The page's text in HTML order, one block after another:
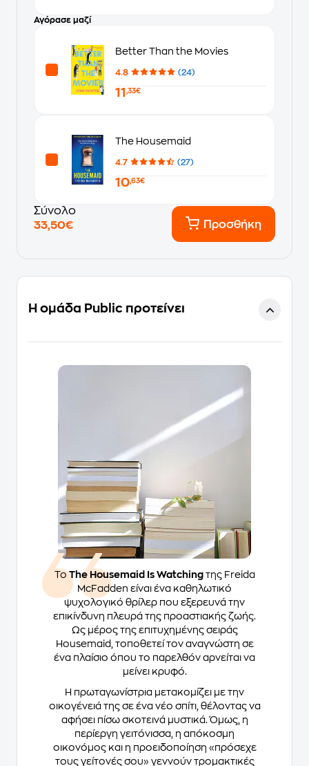
Αγόρασε μαζί
Better Than the Movies
4.8 (24)
11 ,33€
The Housemaid
4.7 (27)
10,63€
Σύνολο
33,50€
Προσθήκη
Η ομάδα Public προτείνει
ΤοThe Housemaid Is Watchingτης Freida
McFadden είναι ένα καθηλωτικό
ψυχολογικό θρίλερ που εξερευνά την
επικίνδυνη πλευρά της προαστιακής ζωής.
Ως μέρος της επιτυχημένης σειράς
Housemaid , τοποθετεί τον αναγνώστη σε
ένα πλαίσιο όπου το παρελθόν αρνείται να
μείνει κρυφό.
Η πρωταγωνίστρια μετακομίζει με την
οικογένειά της σε ένα νέο σπίτι, θέλοντας να
αφήσει πίσω σκοτεινά μυστικά. Όμως, η
περίεργη γειτόνισσα, η απόκοσμη
οικονόμος και η προειδοποίηση «πρόσεχε
τους γείτονές σου» γεννούν τρομακτικές